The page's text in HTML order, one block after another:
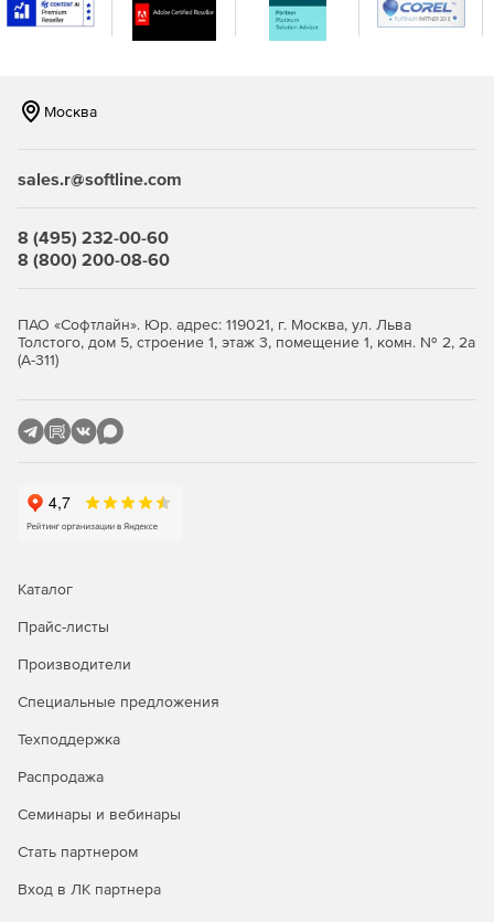
Москва
sales.r@softline.com
8 (495) 232-00-60
8 (800) 200-08-60
ПАО «Софтлайн». Юр. адрес: 119021, г. Москва, ул. Льва
Толстого, дом 5, строение 1, этаж 3, помещение 1, комн. № 2, 2а
(А-311)
Каталог
Прайс-листы
Производители
Специальные предложения
Техподдержка
Распродажа
Семинары и вебинары
Стать партнером
Вход в ЛК партнера